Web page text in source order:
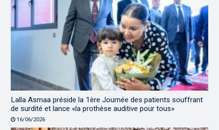
Lalla Asmaa préside la 1ère Journée des patients souffrant
de surdité et lance «la prothèse auditive pour tous»
16/06/2026